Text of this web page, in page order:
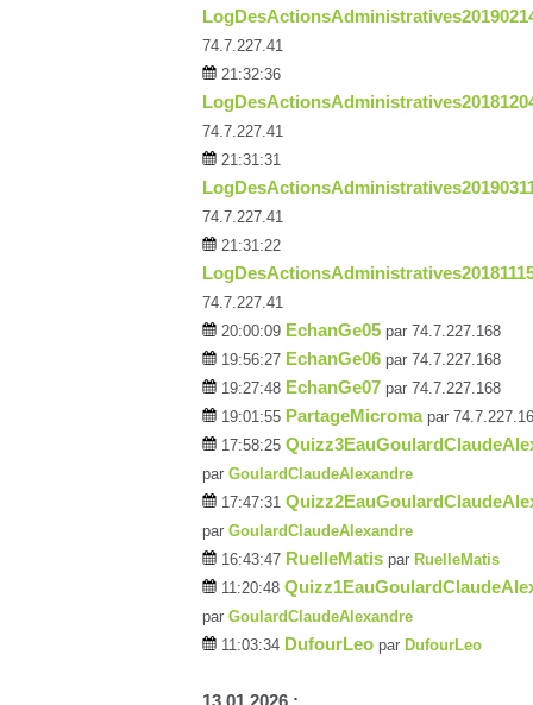
74.7.227.41
21:32:36
74.7.227.41
21:31:31
74.7.227.41
21:31:22
74.7.227.41
20:00:09 EchanGe05 par 74.7.227.168
19:56:27 EchanGe06 par 74.7.227.168
19:27:48 EchanGe07 par 74.7.227.168
19:01:55 PartageMicroma par
17:58:25
par GoulardClaudeAlexandre
17:47:31
par GoulardClaudeAlexandre
16:43:47 RuelleMatis par RuelleMatis
11:20:48
par GoulardClaudeAlexandre
11:03:34 DufourLeo par DufourLeo
13.01.2026 :